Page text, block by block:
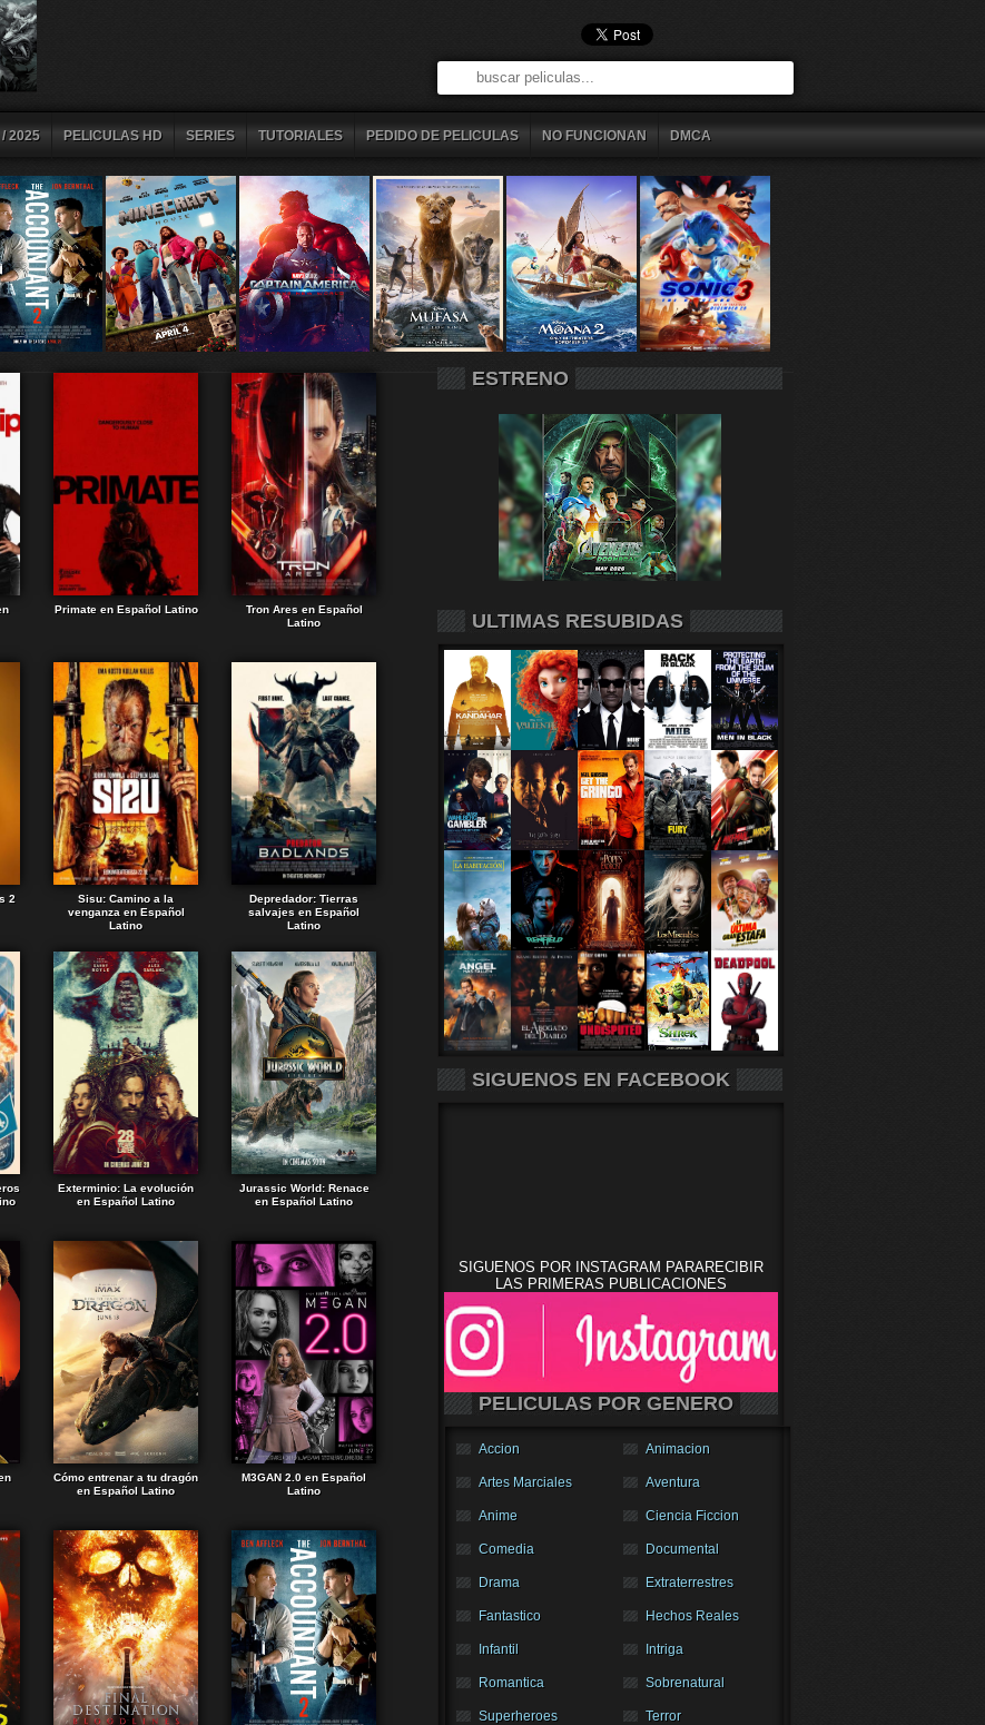
2025 PELICULAS HD SERIES TUTORIALES PEDIDO DE PELICULAS NO FUNCIONAN DMCA
Primate en Español Latino
Tron Ares en Español
Latino
2
Sisu: Camino a la
venganza en Español
Latino
Depredador: Tierras
salvajes en Español
Latino
Exterminio: La evolución
en Español Latino
Jurassic World: Renace
en Español Latino
Cómo entrenar a tu dragón
en Español Latino
M3GAN 2.0 en Español
Latino
ESTRENO
ULTIMAS RESUBIDAS
SIGUENOS EN FACEBOOK
SIGUENOS POR INSTAGRAM PARARECIBIR
LAS PRIMERAS PUBLICACIONES
PELICULAS POR GENERO
Accion Animacion
Artes Marciales Aventura
Anime Ciencia Ficcion
Comedia Documental
Drama Extraterrestres
Fantastico Hechos Reales
Infantil Intriga
Romantica Sobrenatural
Superheroes Terror